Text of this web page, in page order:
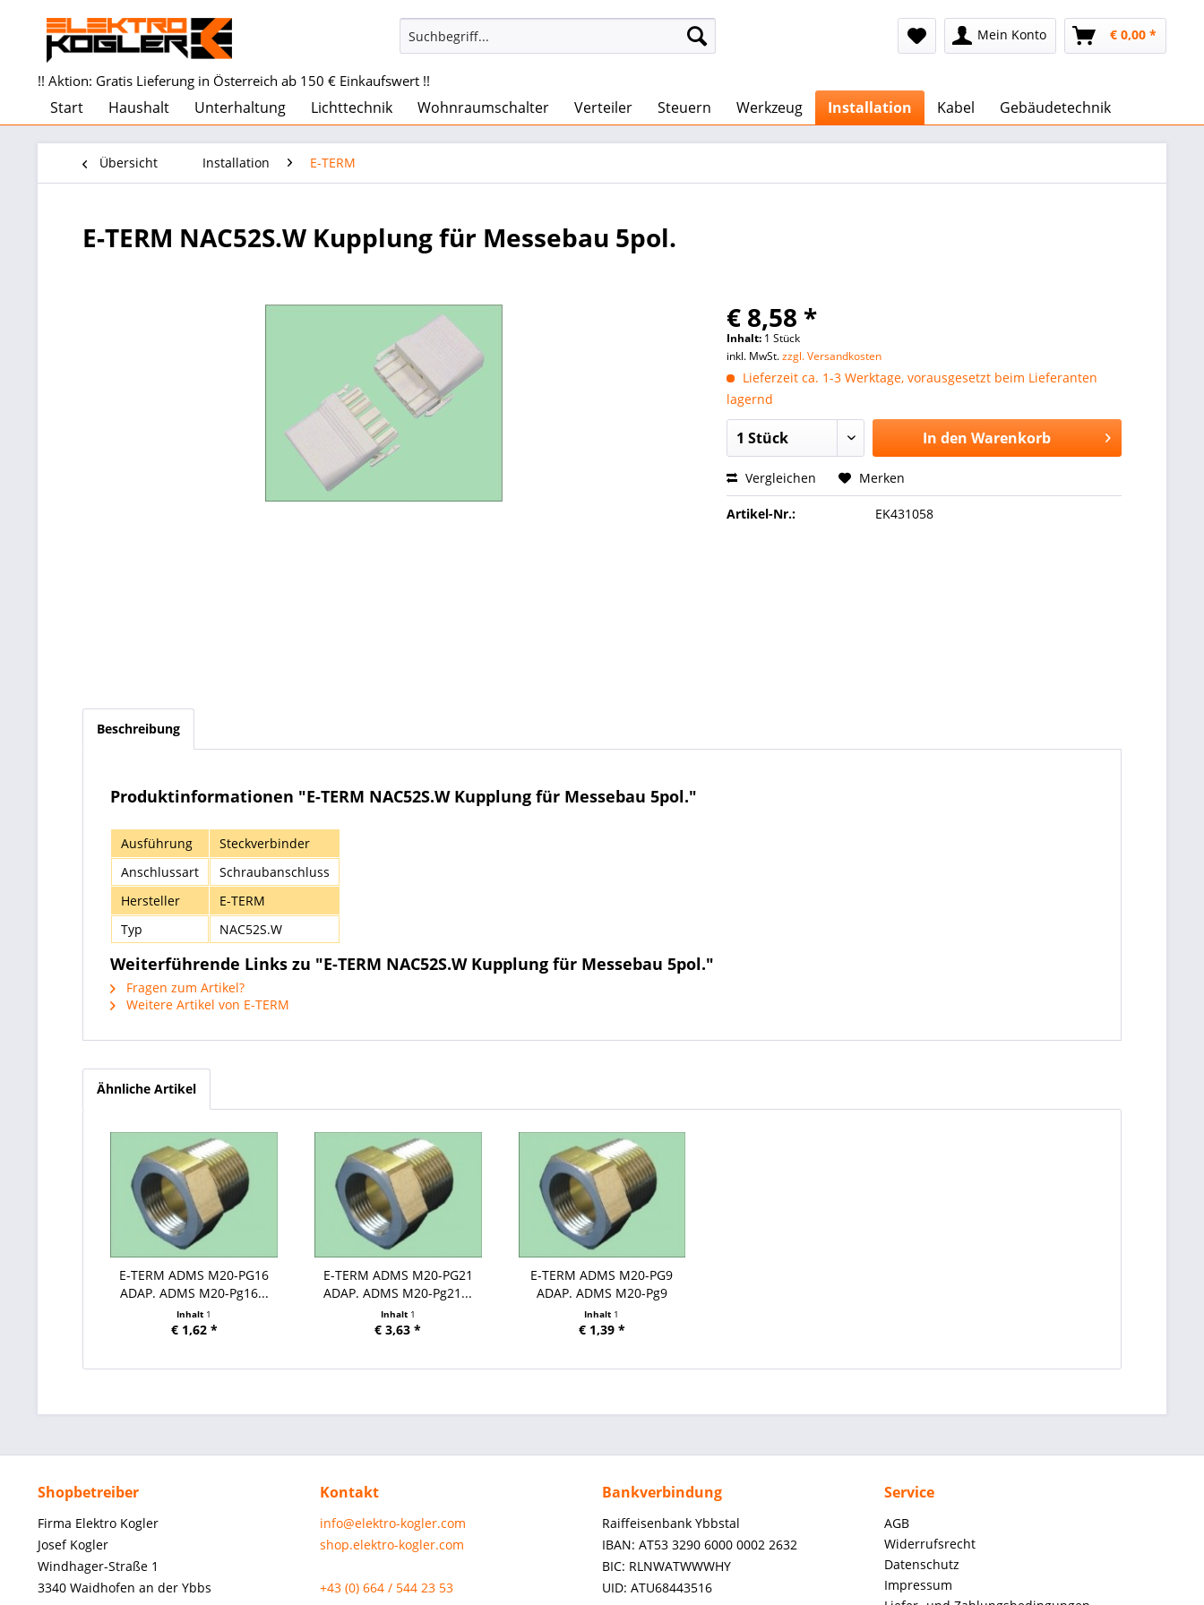
Mein Konto € 0,00 *
!! Aktion: Gratis Lieferung in Österreich ab 150 € Einkaufswert !!
Start Haushalt Unterhaltung Lichttechnik Wohnraumschalter Verteiler Steuern Werkzeug Installation Kabel Gebäudetechnik
Übersicht Installation E-TERM
E-TERM NAC52S.W Kupplung für Messebau 5pol.
€ 8,58 *
Inhalt: 1 Stück
inkl. MwSt.zzgl. Versandkosten
Lieferzeit ca. 1-3 Werktage, vorausgesetzt beim Lieferanten
lagernd
In den Warenkorb
Vergleichen Merken
Artikel-Nr.: EK431058
Beschreibung
Produktinformationen "E-TERM NAC52S.W Kupplung für Messebau 5pol."
Ausführung
Steckverbinder
Anschlussart
Schraubanschluss
Hersteller
E-TERM
Typ
NAC52S.W
Weiterführende Links zu "E-TERM NAC52S.W Kupplung für Messebau 5pol."
Fragen zum Artikel?
Weitere Artikel von E-TERM
Ähnliche Artikel
E-TERM ADMS M20-PG16
ADAP. ADMS M20-Pg16...
Inhalt 1
€ 1,62 *
E-TERM ADMS M20-PG21
ADAP. ADMS M20-Pg21...
Inhalt 1
€ 3,63 *
E-TERM ADMS M20-PG9
ADAP. ADMS M20-Pg9
Adapter...
Inhalt 1
€ 1,39 *
Shopbetreiber
Firma Elektro Kogler
Josef Kogler
Windhager-Straße 1
3340 Waidhofen an der Ybbs
Kontakt
info@elektro-kogler.com
shop.elektro-kogler.com
+43 (0) 664 / 544 23 53
Bankverbindung
Raiffeisenbank Ybbstal
IBAN: AT53 3290 6000 0002 2632
BIC: RLNWATWWWHY
UID: ATU68443516
Service
AGB
Widerrufsrecht
Datenschutz
Impressum